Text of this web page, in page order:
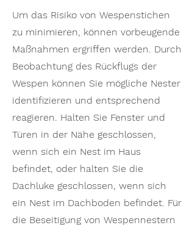
Um das Risiko von Wespenstichen
zu minimieren, können vorbeugende
Maßnahmen ergriffen werden. Durch
Beobachtung des Rückflugs der
Wespen können Sie mögliche Nester
identifizieren und entsprechend
reagieren. Halten Sie Fenster und
Türen in der Nähe geschlossen,
wenn sich ein Nest im Haus
befindet, oder halten Sie die
Dachluke geschlossen, wenn sich
ein Nest im Dachboden befindet. Für
die Beseitigung von Wespennestern